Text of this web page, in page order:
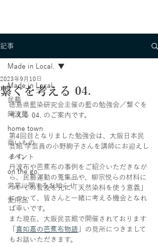
記事
Made in Local.
民藝
阿波藍
home town
商いもの
イベント
on the go.
営業に関するお知らせ
愛用品
Made in Local.
繋ぐを考える 04.
2023年9月10日
徳島県藍染研究会主催の藍の勉強会／繋ぐを
考える 04. のご案内です。
第4回目となりました勉強会は、大阪日本民
芸館 学芸員の小野絢子さんを講師にお迎えし
ます。
丹波布や芭蕉布の事例をご紹介いただきなが
ら、民藝運動の蒐集品や、柳宗悦らの材料に
ついての言及を元に「天然染料を使う意義」
について、皆さんと一緒に考える機会となれ
ば幸いです。
また現在、大阪民芸館で開催されております
喜如嘉の芭蕉布物語 」の見所につきまして
もお話いただきます。